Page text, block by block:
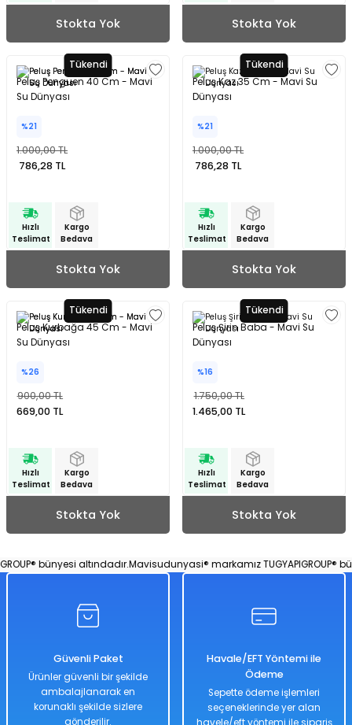
Stokta Yok Stokta Yok
Tükendi
Peluş Penguen 40 Cm - Mavi
Su Dünyası
%21
1.000,00 TL
786,28 TL
Hızlı
Teslimat
Kargo
Bedava
Stokta Yok
Tükendi
Peluş Kaz 35 Cm - Mavi Su
Dünyası
%21
1.000,00 TL
786,28 TL
Hızlı
Teslimat
Kargo
Bedava
Stokta Yok
Tükendi
Peluş Kurbağa 45 Cm - Mavi
Su Dünyası
%26
900,00 TL
669,00 TL
Hızlı
Teslimat
Kargo
Bedava
Stokta Yok
Tükendi
Peluş Şirin Baba - Mavi Su
Dünyası
%16
1.750,00 TL
1.465,00 TL
Hızlı
Teslimat
Kargo
Bedava
Stokta Yok
bünyesi altındadır.Mavisudunyasi® markamız TUGYAPIGROUP®
Güvenli Paket
Ürünler güvenli bir şekilde
ambalajlanarak en
korunaklı şekilde sizlere
gönderilir.
Havale/EFT Yöntemi ile
Ödeme
Sepette ödeme işlemleri
seçeneklerinde yer alan
havele/eft yöntemi ile sipariş